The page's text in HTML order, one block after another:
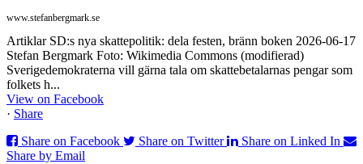
www.stefanbergmark.se
Artiklar SD:s nya skattepolitik: dela festen, bränn boken 2026-06-17
Stefan Bergmark Foto: Wikimedia Commons (modifierad)
Sverigedemokraterna vill gärna tala om skattebetalarnas pengar som
folkets h...
View on Facebook
· Share
Share on Facebook
Share on Twitter
Share on Linked In
Share by Email